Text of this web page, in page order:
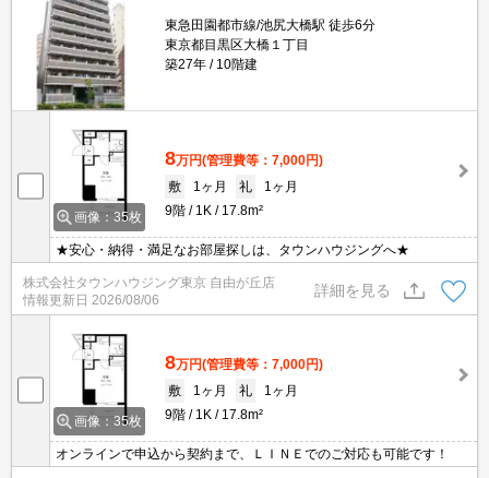
東急田園都市線/池尻大橋駅 徒歩6分
東京都目黒区大橋１丁目
築27年
10階建
画像：35枚
8万円(管理費等：7,000円)
敷
1ヶ月 礼
1ヶ月
9階
1K 17.8m²
★安心・納得・満足なお部屋探しは、タウンハウジングへ★
株式会社タウンハウジング東京 自由が丘店
情報更新日 2026/08/06
詳細を見る
画像：35枚
8万円(管理費等：7,000円)
敷
1ヶ月 礼
1ヶ月
9階
1K 17.8m²
オンラインで申込から契約まで、ＬＩＮＥでのご対応も可能です！